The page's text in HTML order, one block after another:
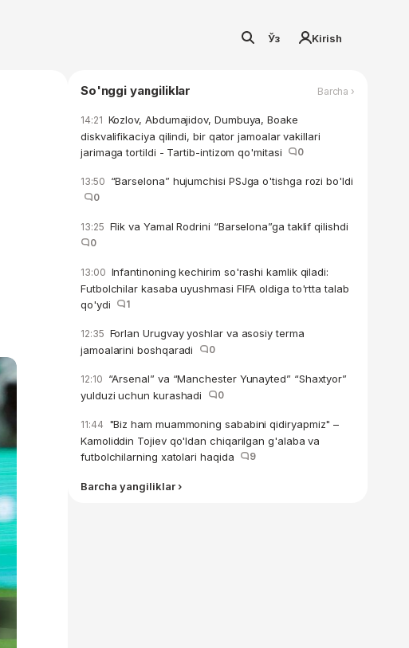
Ўз Kirish
So'nggi yangiliklar Barcha ›
14:21 Kozlov, Abdumajidov, Dumbuya, Boake
diskvalifikaciya qilindi, bir qator jamoalar vakillari
jarimaga tortildi - Tartib-intizom qo'mitasi
0
13:50 “Barselona” hujumchisi PSJga o'tishga rozi bo'ldi
0
13:25 Flik va Yamal Rodrini “Barselona”ga taklif qilishdi
0
13:00 Infantinoning kechirim so'rashi kamlik qiladi:
Futbolchilar kasaba uyushmasi FIFA oldiga to'rtta talab
qo'ydi
1
12:35 Forlan Urugvay yoshlar va asosiy terma
jamoalarini boshqaradi
0
12:10 “Arsenal” va “Manchester Yunayted” “Shaxtyor”
yulduzi uchun kurashadi
0
11:44 "Biz ham muammoning sababini qidiryapmiz" –
Kamoliddin Tojiev qo'ldan chiqarilgan g'alaba va
futbolchilarning xatolari haqida
9
Barcha yangiliklar ›